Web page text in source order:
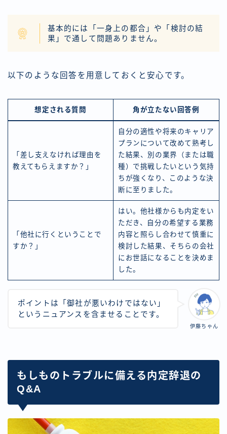
基本的には「一身上の都合」や「検討の結
果」で通して問題ありません。
以下のような回答を用意しておくと安心です。
想定される質問 角が立たない回答例
「差し支えなければ理由を
教えてもらえますか？」
自分の適性や将来のキャリア
プランについて改めて熟考し
た結果、別の業界（または職
種）で挑戦したいという気持
ちが強くなり、このような決
断に至りました。
「他社に行くということで
すか？」
はい。他社様からも内定をい
ただき、自分の希望する業務
内容と照らし合わせて慎重に
検討した結果、そちらの会社
にお世話になることを決めま
した。
伊藤ちゃん
ポイントは「御社が悪いわけではない」
というニュアンスを含ませることです。
もしものトラブルに備える内定辞退の
Q&A